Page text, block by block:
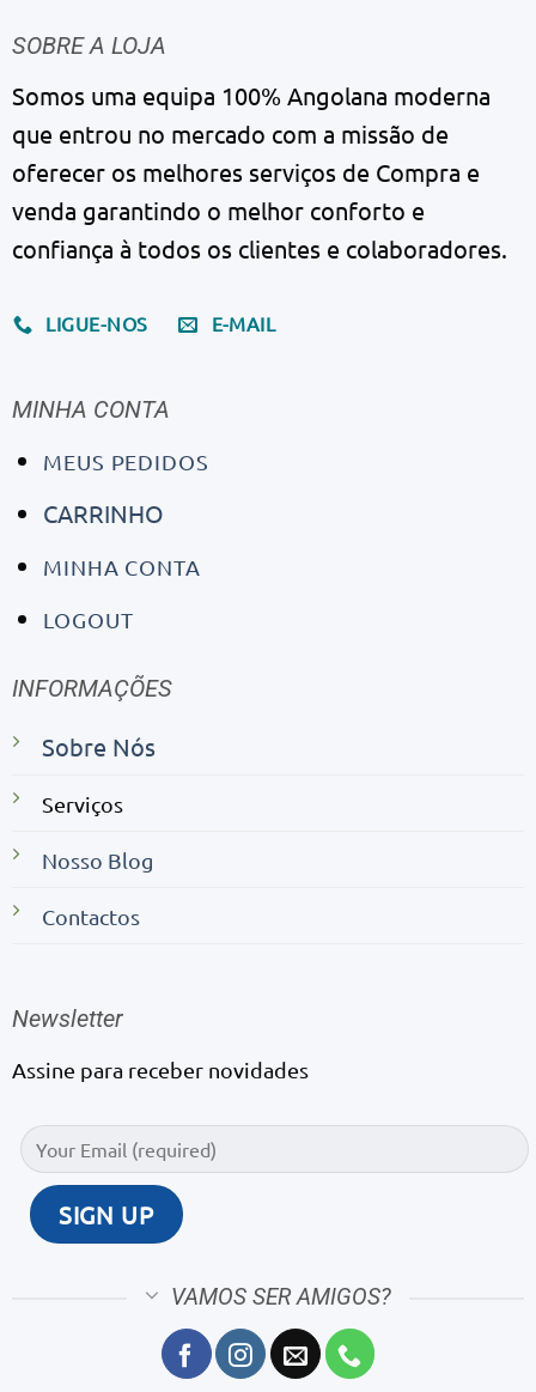
SOBRE A LOJA
Somos uma equipa 100% Angolana moderna
que entrou no mercado com a missão de
oferecer os melhores serviços de Compra e
venda garantindo o melhor conforto e
confiança à todos os clientes e colaboradores.
LIGUE-NOS E-MAIL
MINHA CONTA
MEUS PEDIDOS
CARRINHO
MINHA CONTA
LOGOUT
INFORMAÇÕES
Sobre Nós
Serviços
Nosso Blog
Contactos
Newsletter
Assine para receber novidades
VAMOS SER AMIGOS?